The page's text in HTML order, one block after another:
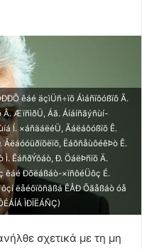
êáé äçìÜñ÷ïõ Áìáñïõóßïõ Ã.
Â. ÆïñìðÜ, Áã. Áíáíñãýñùí-
Í. ×áñäáëéÜ, Ãáëáôóßïõ Ê.
ËáõñåùôéêÞò Ê.
ÊáñðÝôáò, Ð. ÖáëÞñïõ Ä.
êáé Ðõëáßáò-×ïñôéÜôç É.
ëåéôïõñãßá ÊÅÐ Õãåßáò óå
ÌÐÏËÁÑÇ)
σχετικά με τη μη